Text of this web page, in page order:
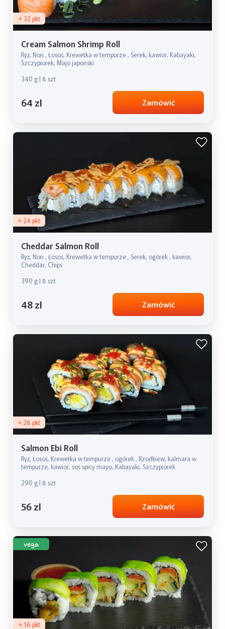
+ 32 pkt
Cream Salmon Shrimp Roll
Ryż, Nori , Łosoś, Krewetka w tempurze , Serek, kawior, Kabayaki,
Szczypiorek, Majo japoński
340 g | 8 szt
64 zl Zamówić
+ 24 pkt
Cheddar Salmon Roll
Ryż, Nori , Łosoś, Krewetka w tempurze , Serek, ogórek , kawior,
Cheddar, Chips
390 g | 8 szt
48 zl Zamówić
+ 28 pkt
Salmon Ebi Roll
Ryż, Łosoś, Krewetka w tempurze , ogórek , Rzodkiew, kalmara w
tempurze, kawior, sos spicy mayo, Kabayaki, Szczypiorek
290 g | 8 szt
56 zl Zamówić
vega
+ 16 pkt